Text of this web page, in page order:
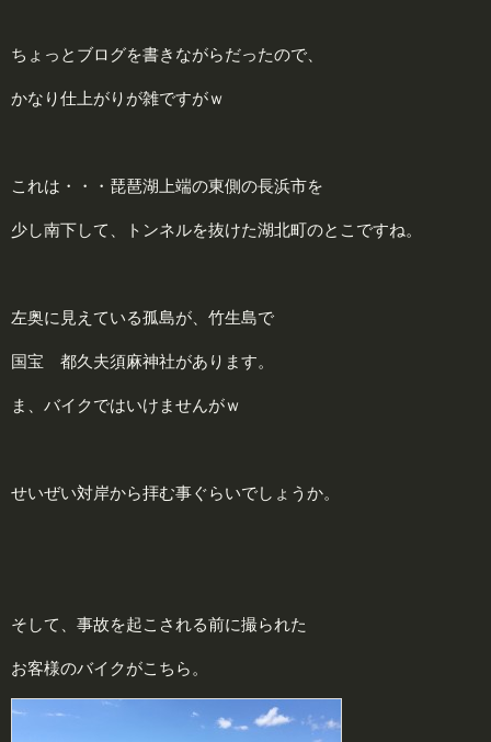
ちょっとブログを書きながらだったので、
かなり仕上がりが雑ですがｗ
これは・・・琵琶湖上端の東側の長浜市を
少し南下して、トンネルを抜けた湖北町のとこですね。
左奥に見えている孤島が、竹生島で
国宝 都久夫須麻神社があります。
ま、バイクではいけませんがｗ
せいぜい対岸から拝む事ぐらいでしょうか。
そして、事故を起こされる前に撮られた
お客様のバイクがこちら。